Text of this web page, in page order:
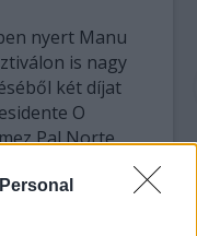
nyert Manu
is nagy
két díjat
O
Pal Norte
a más